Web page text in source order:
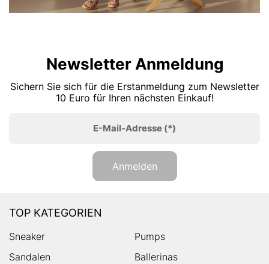
Newsletter Anmeldung
Sichern Sie sich für die Erstanmeldung zum Newsletter
10 Euro für Ihren nächsten Einkauf!
E-Mail-Adresse (*)
Anmelden
TOP KATEGORIEN
Sneaker
Pumps
Sandalen
Ballerinas